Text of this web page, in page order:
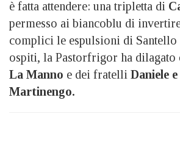
è fatta attendere: una tripletta di
permesso ai biancoblu di
complici le espulsioni di Santello
ospiti, la Pastorfrigor ha
La Manno e dei fratelli Daniele
Martinengo.